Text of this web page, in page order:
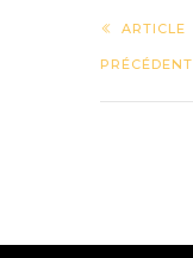
ARTICLE
PRÉCÉDENT